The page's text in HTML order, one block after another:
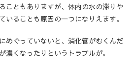
こともありますが、体内の水の滞りや
いることも原因の一つになりえます。
めぐっていないと、消化管がむくんだ
濃くなったりというトラブルが。